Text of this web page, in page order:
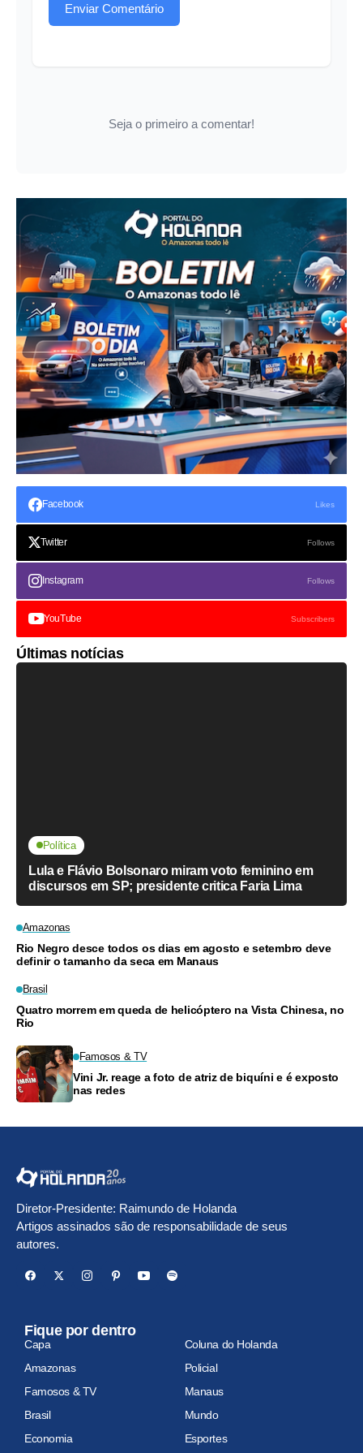
Enviar Comentário
Seja o primeiro a comentar!
Facebook Likes
Twitter Follows
Instagram Follows
YouTube Subscribers
Últimas notícias
Política
Lula e Flávio Bolsonaro miram voto feminino em
discursos em SP; presidente critica Faria Lima
Amazonas
Rio Negro desce todos os dias em agosto e setembro deve
definir o tamanho da seca em Manaus
Brasil
Quatro morrem em queda de helicóptero na Vista Chinesa, no
Rio
Famosos & TV
Vini Jr. reage a foto de atriz de biquíni e é exposto
nas redes
Diretor-Presidente: Raimundo de Holanda
Artigos assinados são de responsabilidade de seus
autores.
Fique por dentro
Capa
Coluna do Holanda
Amazonas
Policial
Famosos & TV
Manaus
Brasil
Mundo
Economia
Esportes